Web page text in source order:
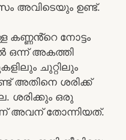
അവിടെയും ഉണ്ട്.
കണ്ണൻ്റെ നോട്ടം
ഒന്ന് അകത്തി
ചുറ്റിലും
അതിനെ ശരിക്ക്
ശരിക്കും ഒരു
അവന് തോന്നിയത്.